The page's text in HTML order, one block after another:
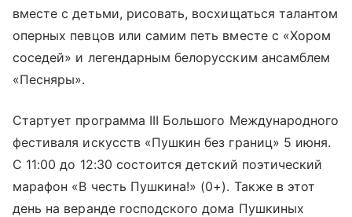
вместе с детьми, рисовать, восхищаться талантом
оперных певцов или самим петь вместе с «Хором
соседей» и легендарным белорусским ансамблем
«Песняры».
Стартует программа III Большого Международного
фестиваля искусств «Пушкин без границ» 5 июня.
С 11:00 до 12:30 состоится детский поэтический
марафон «В честь Пушкина!» (0+). Также в этот
день на веранде господского дома Пушкиных